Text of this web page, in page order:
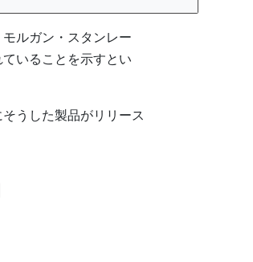
ルガン・スタンレー
いることを示すとい
うした製品がリリース